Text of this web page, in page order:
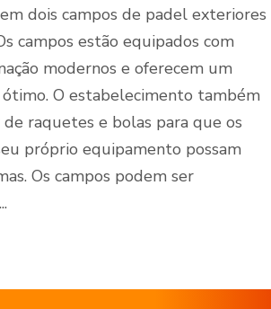
dois campos de padel exteriores
campos estão equipados com
modernos e oferecem um
O estabelecimento também
raquetes e bolas para que os
próprio equipamento possam
Os campos podem ser